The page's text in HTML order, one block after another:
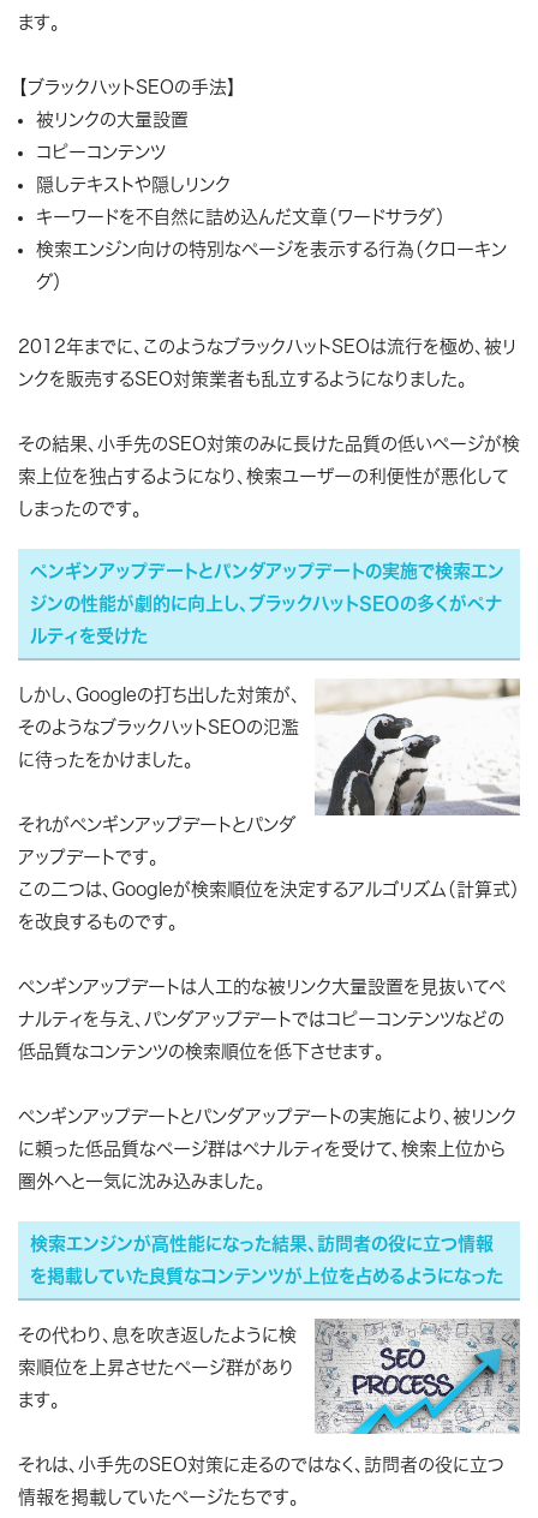
ます。
【ブラックハットSEOの手法】
被リンクの大量設置
コピーコンテンツ
隠しテキストや隠しリンク
キーワードを不自然に詰め込んだ文章（ワードサラダ）
検索エンジン向けの特別なページを表示する行為（クローキン
グ）
2012年までに、このようなブラックハットSEOは流行を極め、被リ
ンクを販売するSEO対策業者も乱立するようになりました。
その結果、 小手先のSEO対策のみに長けた品質の低いページが検
索上位を独占するようになり、検索ユーザーの利便性が悪化して
しまったのです。
ペンギンアップデートとパンダアップデートの実施で検索エン
ジンの性能が劇的に向上し、ブラックハットSEOの多くがペナ
ルティを受けた
しかし、Googleの打ち出した対策が、
そのようなブラックハットSEOの氾濫
に待ったをかけました。
それがペンギンアップデートとパンダ
アップデートです。
この二つは、Googleが検索順位を決定するアルゴリズム（計算式）
を改良するものです。
ペンギンアップデートは人工的な被リンク大量設置を見抜いてペ
ナルティを与え、パンダアップデートではコピーコンテンツなどの
低品質なコンテンツの検索順位を低下させます。
ペンギンアップデートとパンダアップデートの実施により、被リンク
に頼った低品質なページ群はペナルティを受けて、検索上位から
圏外へと一気に沈み込みました。
検索エンジンが高性能になった結果、訪問者の役に立つ情報
を掲載していた良質なコンテンツが上位を占めるようになった
その代わり、息を吹き返したように検
索順位を上昇させたページ群があり
ます。
それは、小手先のSEO対策に走るのではなく、 訪問者の役に立つ
情報を掲載していたページたちです。